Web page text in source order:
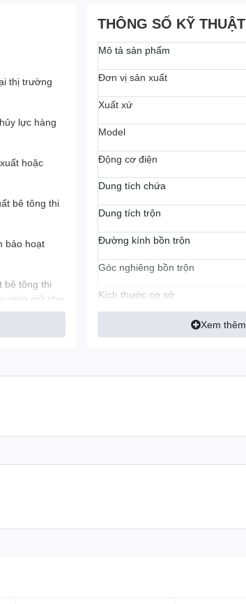
thị trường
lực hàng
hoặc
bê tông thi
bảo hoạt
bê tông thi
giúp giữ cho
10m3.
THÔNG SỐ KỸ THUẬT
Mô tả sản phẩm
Đơn vị sản xuất
Xuất xứ
Model
Động cơ điện
Dung tích chứa
Dung tích trộn
Đường kính bồn trộn
Góc nghiêng bồn trộn
Kích thước cơ sở
Bảo hành
Xem thêm